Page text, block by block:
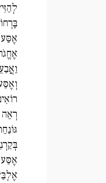
אֶסַּע